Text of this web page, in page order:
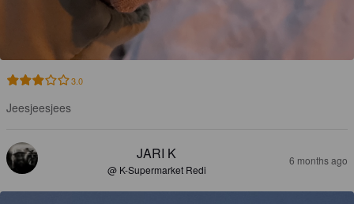
3.0
Jeesjeesjees
JARI K
@ K-Supermarket Redi
6 months ago